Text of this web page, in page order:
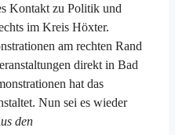
Kontakt zu Politik und
im Kreis Höxter.
am rechten Rand
direkt in Bad
hat das
Nun sei es wieder
den